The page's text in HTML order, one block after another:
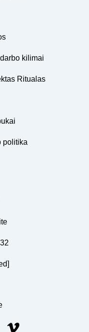
kilimai
Ritualas
politika